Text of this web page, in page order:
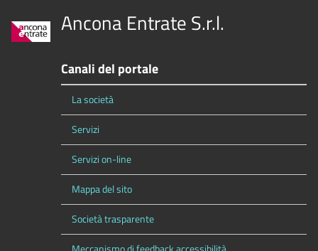
Ancona Entrate S.r.l.
Canali del portale
La società
Servizi
Servizi on-line
Mappa del sito
Società trasparente